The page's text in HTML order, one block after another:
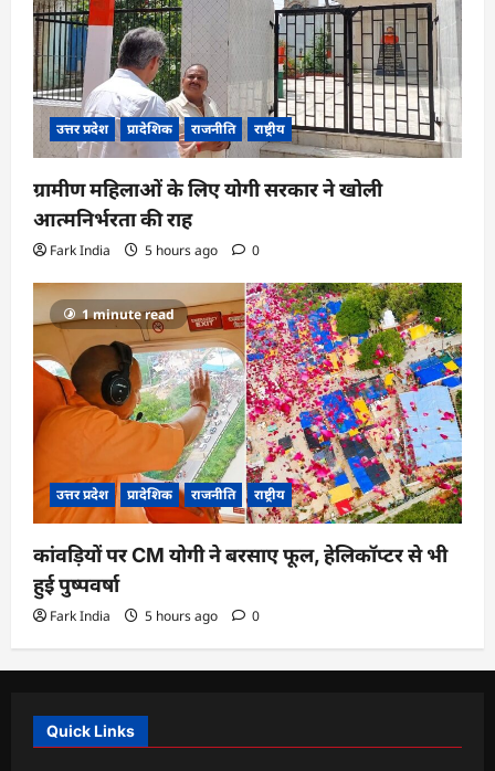
उत्तर प्रदेश प्रादेशिक राजनीति राष्ट्रीय
ग्रामीण महिलाओं के लिए योगी सरकार ने खोली
आत्मनिर्भरता की राह
Fark India 5 hours ago 0
1 minute read
उत्तर प्रदेश प्रादेशिक राजनीति राष्ट्रीय
कांवड़ियों पर CM योगी ने बरसाए फूल, हेलिकॉप्टर से भी
हुई पुष्पवर्षा
Fark India 5 hours ago 0
Quick Links